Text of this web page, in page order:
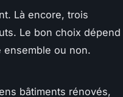
Là encore, trois
Le bon choix dépend
ensemble ou non.
bâtiments rénovés,